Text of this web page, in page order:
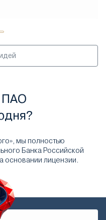
ПАО
мы полностью
Банка Российской
основании лицензии.